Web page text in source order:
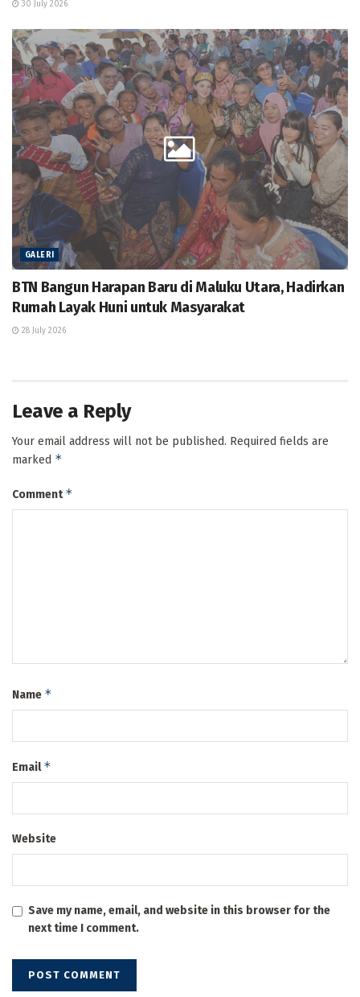
30 July 2026
GALERI
BTN Bangun Harapan Baru di Maluku Utara, Hadirkan
Rumah Layak Huni untuk Masyarakat
28 July 2026
Leave a Reply
Your email address will not be published. Required fields are
marked *
Comment*
Name *
Email*
Website
Save my name, email, and website in this browser for the
next time I comment.